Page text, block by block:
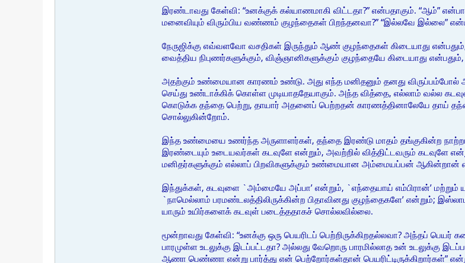
இரண்டாவது கேள்வி: “உனக்குக் கல்யாணமாகி விட்டதா?” என்பதாகும். “ஆம்”
மனைவியும் விரும்பிய வண்ணம் குழந்தைகள் பிறந்தனவா?” “இல்லவே இல்லை”
நேருஜிக்கு எவ்வளவோ வசதிகள் இருந்தும் ஆண் குழந்தைகள் கிடையாது
வைத்திய நிபுணர்களுக்கும், விஞ்ஞானிகளுக்கும் குழந்தையே கிடையாது
அதற்கும் உண்மையான காரணம் உண்டு. அது எந்த மனிதனும் தனது விருப்பம்போல்
செய்து உண்டாக்கிக் கொள்ள முடியாததேயாகும். அந்த வித்தை, எல்லாம் வல்ல
கொடுக்க தந்தை பெற்று, தாயார் அதனைப் பெற்றதன் காரணத்தினாலேயே தாய்
சொல்லுகின்றோம்.
இந்த உண்மையை உணர்ந்த அருளாளர்கள், தந்தை இரண்டு மாதம் தங்குகின்ற
இரண்டையும் உடையவர்கள் கடவுளே என்றும், அவற்றில் வித்திட்டவரும் கடவுளே
மனிதர்களுக்கும் எல்லாப் பிறவிகளுக்கும் உண்மையான அம்மையப்பன் ஆகின்றான்
இந்துக்கள், கடவுளை `அம்மையே அப்பா’ என்றும், `எந்தையாய் எம்பிரான்’ மற்றும்
`நாமெல்லாம் பரமண்டலத்திலிருக்கின்ற பிதாவினது குழந்தைகளே’ என்றும்;
யாரும் உயிர்களைக் கடவுள் படைத்ததாகச் சொல்லவில்லை.
மூன்றாவது கேள்வி: “உனக்கு ஒரு பெயரிடப் பெற்றிருக்கிறதல்லவா? அந்தப் பெயர்
பாரமுள்ள உடலுக்கு இடப்பட்டதா? அல்லது வேறொரு பாரமில்லாத உன் உடலுக்கு
ஆணா பெண்ணா என்று பார்த்து என் பெற்றோர்கள்தான் பெயரிட்டிருக்கிறார்கள்”